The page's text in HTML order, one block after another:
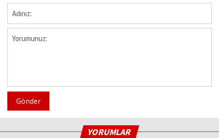
Gönder
YORUMLAR